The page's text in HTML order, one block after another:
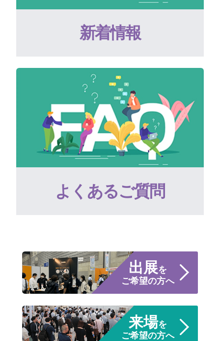
新着情報
よくあるご質問
出展を
ご希望の方へ
来場を
ご希望の方へ